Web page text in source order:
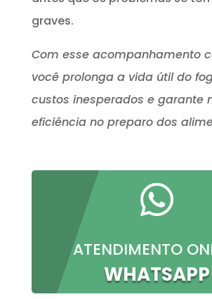
graves.
Com esse acompanhamento
você prolonga a vida útil do
custos inesperados e garante
eficiência no preparo dos

ATENDIMENTO
WHATSAPP